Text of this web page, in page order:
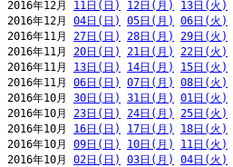
2016年12月 11日(日) 12日(月) 13日(火)
2016年12月 04日(日) 05日(月) 06日(火)
2016年11月 27日(日) 28日(月) 29日(火)
2016年11月 20日(日) 21日(月) 22日(火)
2016年11月 13日(日) 14日(月) 15日(火)
2016年11月 06日(日) 07日(月) 08日(火)
2016年10月 30日(日) 31日(月) 01日(火)
2016年10月 23日(日) 24日(月) 25日(火)
2016年10月 16日(日) 17日(月) 18日(火)
2016年10月 09日(日) 10日(月) 11日(火)
2016年10月 02日(日) 03日(月) 04日(火)